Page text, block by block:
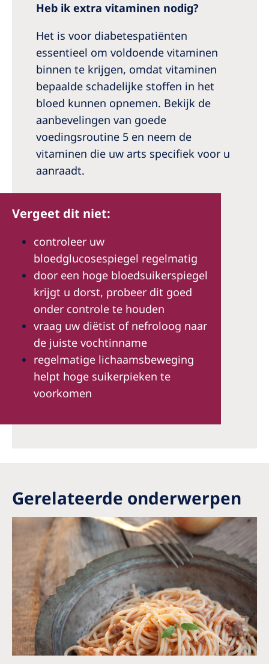
Heb ik extra vitaminen nodig?
Het is voor diabetespatiënten
essentieel om voldoende vitaminen
binnen te krijgen, omdat vitaminen
bepaalde schadelijke stoffen in het
bloed kunnen opnemen. Bekijk de
aanbevelingen van goede
voedingsroutine 5 en neem de
vitaminen die uw arts specifiek voor u
aanraadt.
Vergeet dit niet:
controleer uw
bloedglucosespiegel regelmatig
door een hoge bloedsuikerspiegel
krijgt u dorst, probeer dit goed
onder controle te houden
vraag uw diëtist of nefroloog naar
de juiste vochtinname
regelmatige lichaamsbeweging
helpt hoge suikerpieken te
voorkomen
Gerelateerde onderwerpen